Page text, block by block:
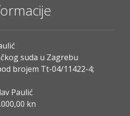
suda u Zagrebu
brojem Tt-04/11422-4;
Paulić
kn